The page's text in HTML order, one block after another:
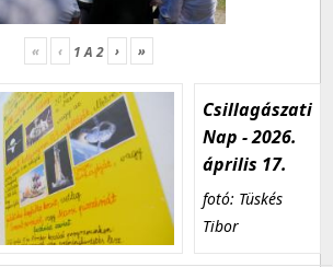
« ‹ 1A2 › »
Csillagászati
Nap - 2026.
április 17.
fotó: Tüskés
Tibor